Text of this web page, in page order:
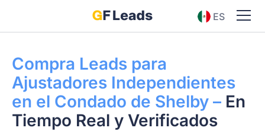
ES
Compra Leads para
Ajustadores Independientes
en el Condado de Shelby – En
Tiempo Real y Verificados